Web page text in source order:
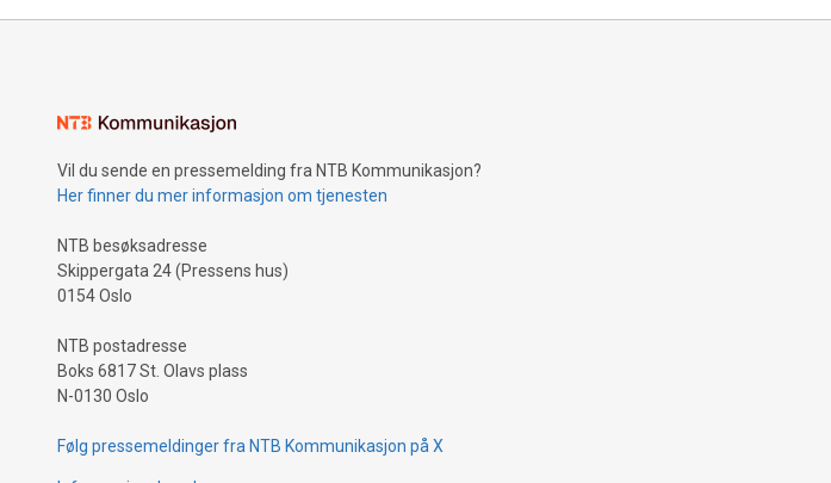
Vil du sende en pressemelding fra NTB Kommunikasjon?
Her finner du mer informasjon om tjenesten
NTB besøksadresse
Skippergata 24 (Pressens hus)
0154 Oslo
NTB postadresse
Boks 6817 St. Olavs plass
N-0130 Oslo
Følg pressemeldinger fra NTB Kommunikasjon på X